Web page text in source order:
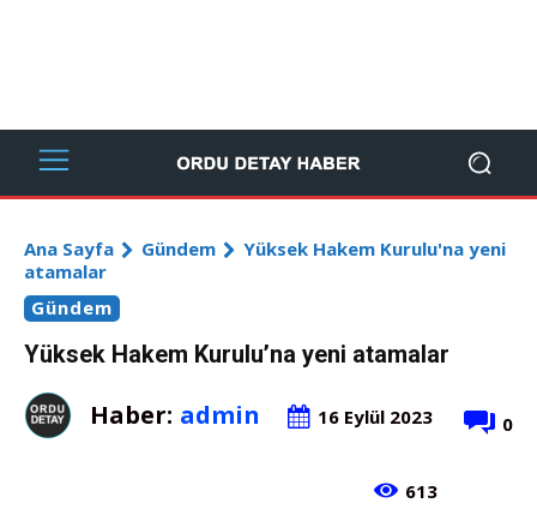
Ana Sayfa Gündem
Yüksek Hakem Kurulu'na yeni
atamalar
Gündem
Yüksek Hakem Kurulu’na yeni atamalar
Haber: admin 16 Eylül 2023 0
613